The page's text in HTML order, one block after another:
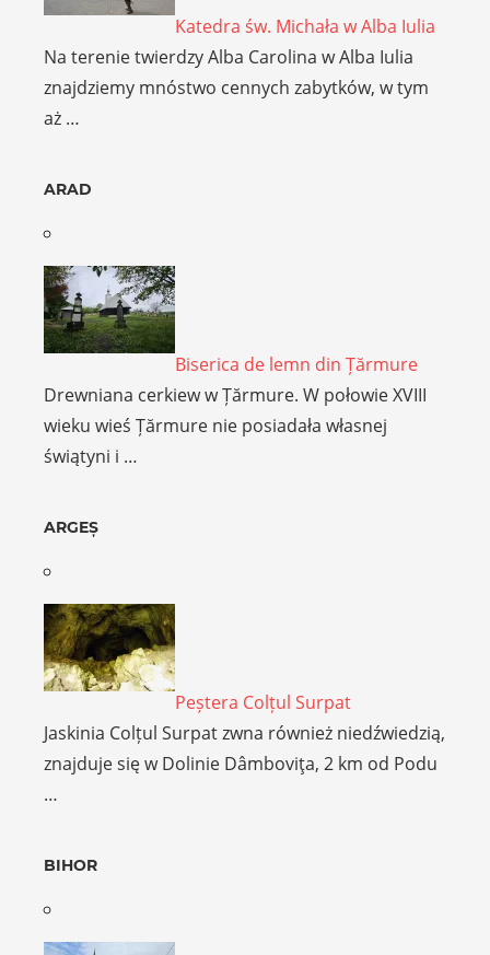
Katedra św. Michała w Alba Iulia
Na terenie twierdzy Alba Carolina w Alba Iulia
znajdziemy mnóstwo cennych zabytków, w tym
aż …
ARAD
Biserica de lemn din Țărmure
Drewniana cerkiew w Țărmure. W połowie XVIII
wieku wieś Țărmure nie posiadała własnej
świątyni i …
ARGEȘ
Peștera Colțul Surpat
Jaskinia Colțul Surpat zwna również niedźwiedzią,
znajduje się w Dolinie Dâmboviţa, 2 km od Podu
…
BIHOR